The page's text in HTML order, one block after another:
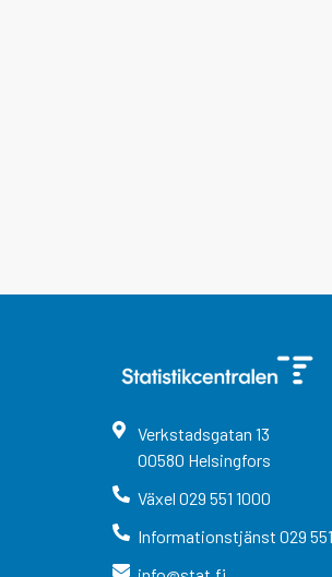
Verkstadsgatan 13
00580 Helsingfors
Växel 029 551 1000
Informationstjänst 029